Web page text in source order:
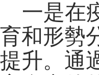
一是在
育和形勢
提升。通